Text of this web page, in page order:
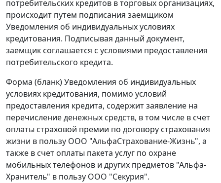
потребительских кредитов в торговых организациях,
происходит путем подписания заемщиком
Уведомления об индивидуальных условиях
кредитования. Подписывая данный документ,
заемщик соглашается с условиями предоставления
потребительского кредита.
Форма (бланк) Уведомления об индивидуальных
условиях кредитования, помимо условий
предоставления кредита, содержит заявление на
перечисление денежных средств, в том числе в счет
оплаты страховой премии по договору страхования
жизни в пользу ООО "АльфаСтрахование-Жизнь", а
также в счет оплаты пакета услуг по охране
мобильных телефонов и других предметов "Альфа-
Хранитель" в пользу ООО "Секурия".